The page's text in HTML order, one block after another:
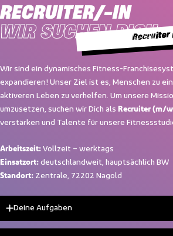
RECRUITER/-IN
WIR SUCHEN DICH
Wir sind ein dynamisches Fitness-
expandieren! Unser Ziel ist es, Menschen zu
aktiveren Leben zu verhelfen. Um unsere
umzusetzen, suchen wir Dich als Recruiter (m/
verstärken und Talente für unsere
Arbeitszeit: Vollzeit – werktags
Einsatzort: deutschlandweit, hauptsächlich BW
Standort: Zentrale, 72202 Nagold
Deine Aufgaben